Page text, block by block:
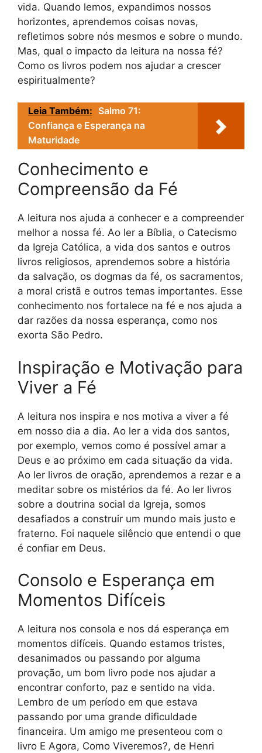
vida. Quando lemos, expandimos nossos
horizontes, aprendemos coisas novas,
refletimos sobre nós mesmos e sobre o mundo.
Mas, qual o impacto da leitura na nossa fé?
Como os livros podem nos ajudar a crescer
espiritualmente?
Leia Também: Salmo 71:
Confiança e Esperança na
Maturidade
Conhecimento e
Compreensão da Fé
A leitura nos ajuda a conhecer e a compreender
melhor a nossa fé. Ao ler a Bíblia, o Catecismo
da Igreja Católica, a vida dos santos e outros
livros religiosos, aprendemos sobre a história
da salvação, os dogmas da fé, os sacramentos,
a moral cristã e outros temas importantes. Esse
conhecimento nos fortalece na fé e nos ajuda a
dar razões da nossa esperança, como nos
exorta São Pedro.
Inspiração e Motivação para
Viver a Fé
A leitura nos inspira e nos motiva a viver a fé
em nosso dia a dia. Ao ler a vida dos santos,
por exemplo, vemos como é possível amar a
Deus e ao próximo em cada situação da vida.
Ao ler livros de oração, aprendemos a rezar e a
meditar sobre os mistérios da fé. Ao ler livros
sobre a doutrina social da Igreja, somos
desafiados a construir um mundo mais justo e
fraterno. Foi naquele silêncio que entendi o que
é confiar em Deus.
Consolo e Esperança em
Momentos Difíceis
A leitura nos consola e nos dá esperança em
momentos difíceis. Quando estamos tristes,
desanimados ou passando por alguma
provação, um bom livro pode nos ajudar a
encontrar conforto, paz e sentido na vida.
Lembro de um período em que estava
passando por uma grande dificuldade
financeira. Um amigo me presenteou com o
livro E Agora, Como Viveremos?, de Henri